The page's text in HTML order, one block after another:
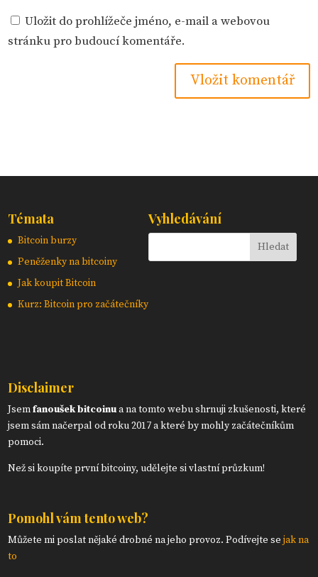
Uložit do prohlížeče jméno, e-mail a webovou
stránku pro budoucí komentáře.
Témata
Bitcoin burzy
Peněženky na bitcoiny
Jak koupit Bitcoin
Kurz: Bitcoin pro začátečníky
Vyhledávání
Disclaimer
Jsemfanoušek bitcoinua na tomto webu shrnuji zkušenosti, které
jsem sám načerpal od roku 2017 a které by mohly začátečníkům
pomoci.
Než si koupíte první bitcoiny, udělejte si vlastní průzkum!
Pomohl vám tento web?
Můžete mi poslat nějaké drobné na jeho provoz. Podívejte sejak na
to